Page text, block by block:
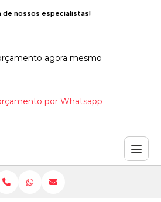
de nossos especialistas!
agora mesmo
por Whatsapp